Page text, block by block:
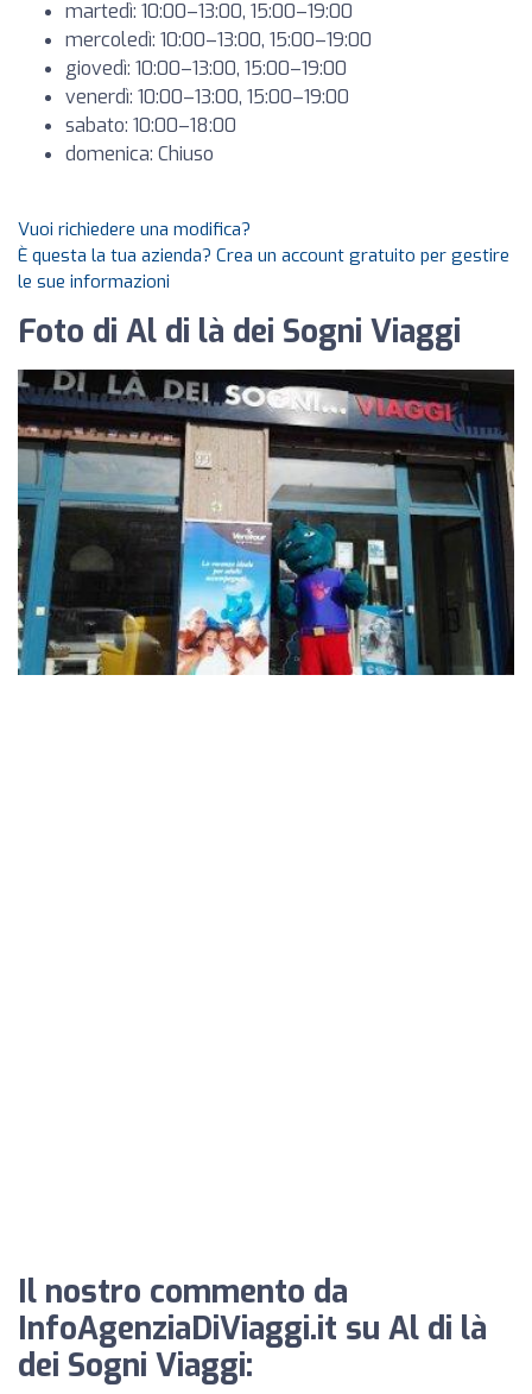
martedì: 10:00–13:00, 15:00–19:00
mercoledì: 10:00–13:00, 15:00–19:00
giovedì: 10:00–13:00, 15:00–19:00
venerdì: 10:00–13:00, 15:00–19:00
sabato: 10:00–18:00
domenica: Chiuso
Vuoi richiedere una modifica?
È questa la tua azienda? Crea un account gratuito per gestire
le sue informazioni
Foto di Al di là dei Sogni Viaggi
Il nostro commento da
InfoAgenziaDiViaggi.it su Al di là
dei Sogni Viaggi: